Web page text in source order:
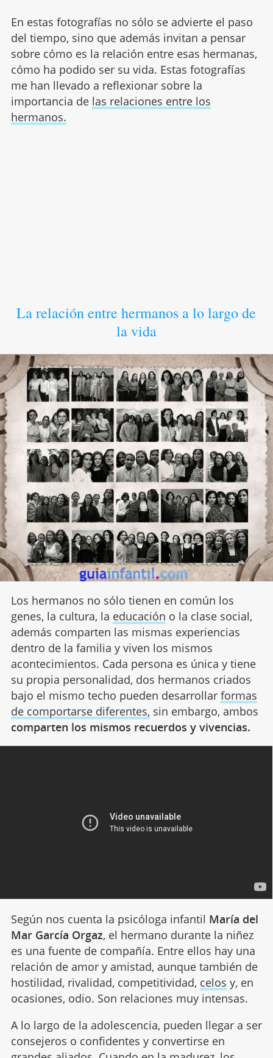
En estas fotografías no sólo se advierte el paso
del tiempo, sino que además invitan a pensar
sobre cómo es la relación entre esas hermanas,
cómo ha podido ser su vida. Estas fotografías
me han llevado a reflexionar sobre la
importancia de las relaciones entre los
hermanos.
La relación entre hermanos a lo largo de
la vida
Los hermanos no sólo tienen en común los
genes, la cultura, la educación o la clase social,
además comparten las mismas experiencias
dentro de la familia y viven los mismos
acontecimientos. Cada persona es única y tiene
su propia personalidad, dos hermanos criados
bajo el mismo techo pueden desarrollar formas
de comportarse diferentes, sin embargo, ambos
comparten los mismos recuerdos y vivencias.
Según nos cuenta la psicóloga infantil María del
Mar García Orgaz, el hermano durante la niñez
es una fuente de compañía. Entre ellos hay una
relación de amor y amistad, aunque también de
hostilidad, rivalidad, competitividad, celos y, en
ocasiones, odio. Son relaciones muy intensas.
A lo largo de la adolescencia, pueden llegar a ser
consejeros o confidentes y convertirse en